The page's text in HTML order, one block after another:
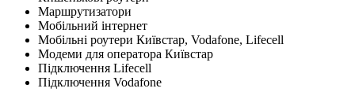
Маршрутизатори
Мобільний інтернет
Мобільні роутери Київстар, Vodafone, Lifecell
Модеми для оператора Київстар
Підключення Lifecell
Підключення Vodafone